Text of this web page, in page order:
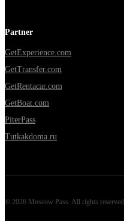
Partner
GetExperience.com
GetTransfer.com
GetRentacar.com
GetBoat.com
PiterPass
Tutkakdoma.ru
© 2026 Moscow Pass . All rights reserved.